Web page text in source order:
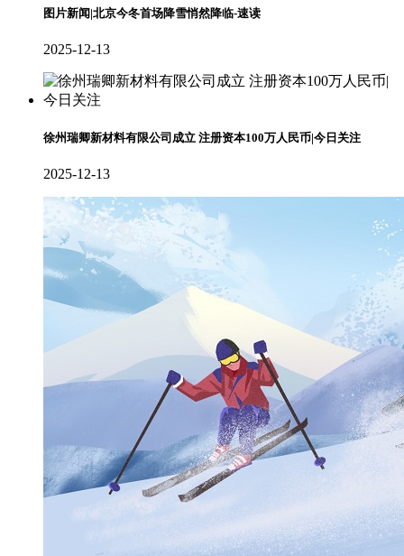
图片新闻|北京今冬首场降雪悄然降临-速读
2025-12-13
徐州瑞卿新材料有限公司成立 注册资本100万人民币|今日关注
2025-12-13